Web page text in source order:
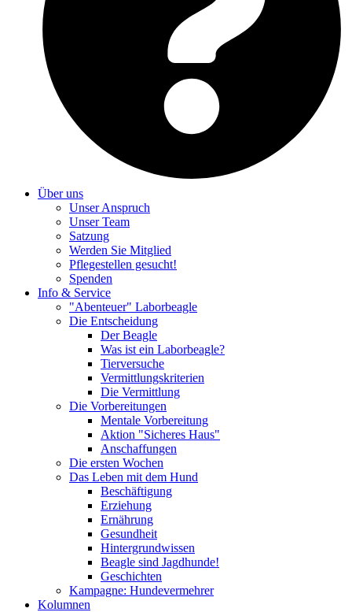
Über uns
Unser Anspruch
Unser Team
Satzung
Werden Sie Mitglied
Pflegestellen gesucht!
Spenden
Info & Service
"Abenteuer" Laborbeagle
Die Entscheidung
Der Beagle
Was ist ein Laborbeagle?
Tierversuche
Vermittlungskriterien
Die Vermittlung
Die Vorbereitungen
Mentale Vorbereitung
Aktion "Sicheres Haus"
Anschaffungen
Die ersten Wochen
Das Leben mit dem Hund
Beschäftigung
Erziehung
Ernährung
Gesundheit
Hintergrundwissen
Beagle sind Jagdhunde!
Geschichten
Kampagne: Hundevermehrer
Kolumnen